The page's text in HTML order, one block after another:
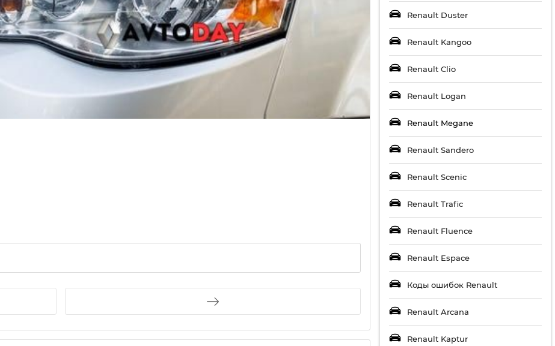
Renault Duster
Renault Kangoo
Renault Clio
Renault Logan
Renault Megane
Renault Sandero
Renault Scenic
Renault Trafic
Renault Fluence
Renault Espace
Коды ошибок Renault
Renault Arcana
Renault Kaptur